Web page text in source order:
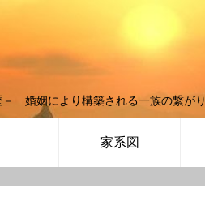
－ 婚姻により構築される一族の繋がり
家系図